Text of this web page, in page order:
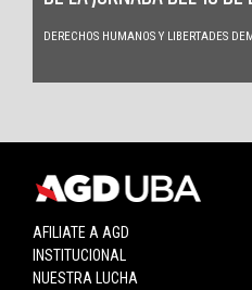
DERECHOS HUMANOS Y LIBERTADES
AFILIATE A AGD
INSTITUCIONAL
NUESTRA LUCHA